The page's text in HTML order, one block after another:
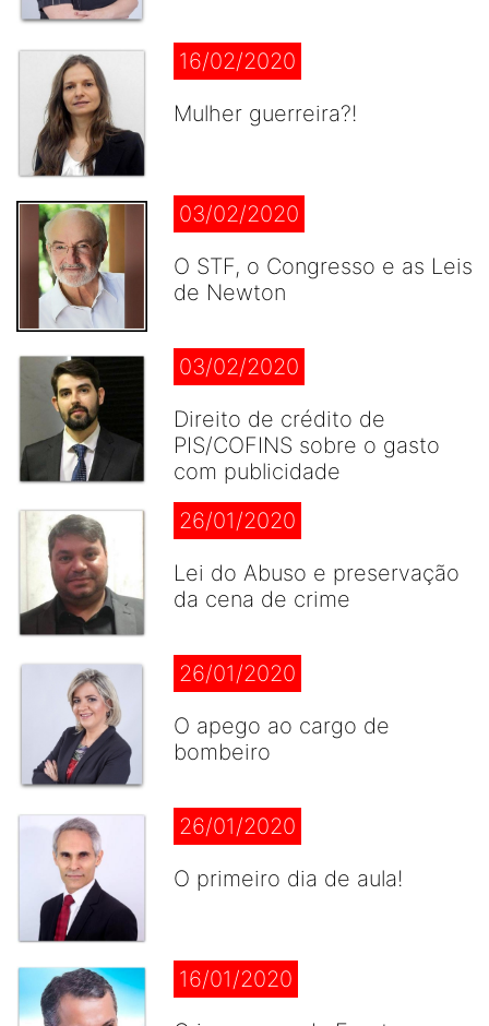
16/02/2020
Mulher guerreira?!
03/02/2020
O STF, o Congresso e as Leis
de Newton
03/02/2020
Direito de crédito de
PIS/COFINS sobre o gasto
com publicidade
26/01/2020
Lei do Abuso e preservação
da cena de crime
26/01/2020
O apego ao cargo de
bombeiro
26/01/2020
O primeiro dia de aula!
16/01/2020